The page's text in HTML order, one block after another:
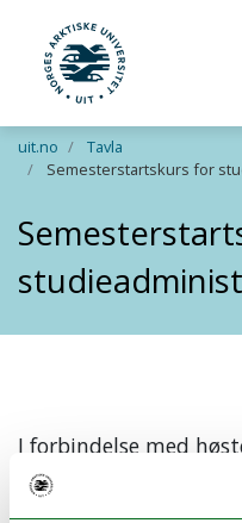
Gå til hovedinnhold
UiT Norges
uit.no
Tavla
Semesterstartskurs for
I forbindelse med
faggruppe for
kurs.